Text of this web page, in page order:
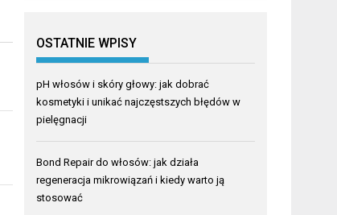
OSTATNIE WPISY
pH włosów i skóry głowy: jak dobrać
kosmetyki i unikać najczęstszych błędów w
pielęgnacji
Bond Repair do włosów: jak działa
regeneracja mikrowiązań i kiedy warto ją
stosować